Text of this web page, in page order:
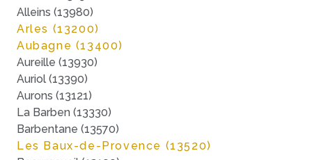
Alleins (13980)
Arles (13200)
Aubagne (13400)
Aureille (13930)
Auriol (13390)
Aurons (13121)
La Barben (13330)
Barbentane (13570)
Les Baux-de-Provence (13520)